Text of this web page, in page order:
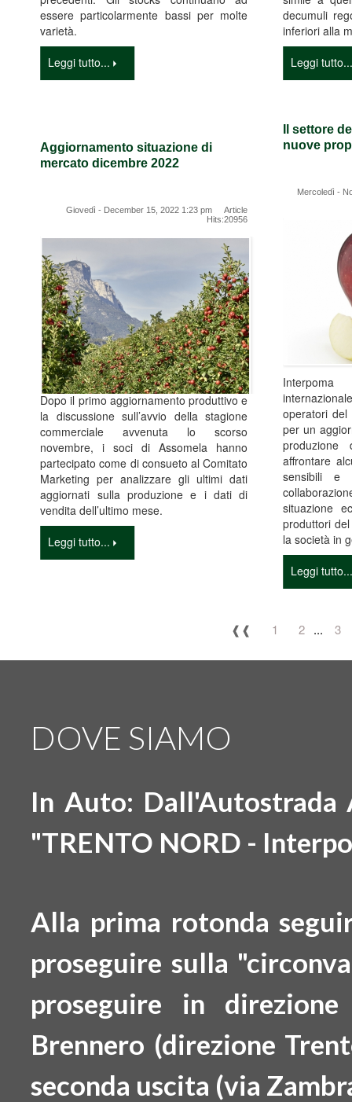
essere particolarmente bassi per molte
varietà.
Leggi tutto...
decumuli
inferiori alla
Leggi
Aggiornamento situazione di
mercato dicembre 2022
Giovedì - December 15, 2022 1:23 pm Article
Hits:20956
Dopo il primo aggiornamento produttivo e
la discussione sull’avvio della stagione
commerciale avvenuta lo scorso
novembre, i soci di Assomela hanno
partecipato come di consueto al Comitato
Marketing per analizzare gli ultimi dati
aggiornati sulla produzione e i dati di
vendita dell’ultimo mese.
Leggi tutto...
Il settore
nuove
Mercoledì -
operatori del
per un
affrontare
sensibili e
situazione
produttori
la società in
Leggi
❰❰ 1 2 ... 3
DOVE SIAMO
In Auto: Dall'Autostrada
"TRENTO NORD -
Alla prima rotonda
proseguire sulla
proseguire in direzione
Brennero (direzione
seconda uscita (via